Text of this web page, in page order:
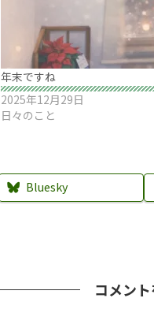
年末ですね
2025年12月29日
日々のこと
Bluesky
コメン